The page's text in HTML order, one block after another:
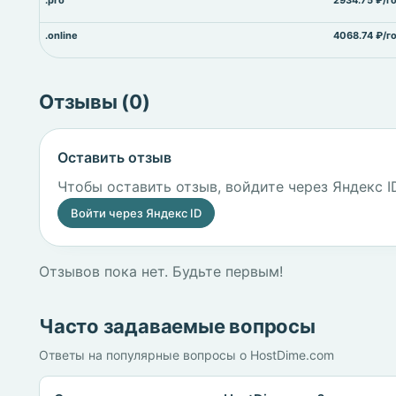
.online 4068.74 ₽/
Отзывы (0)
Оставить отзыв
Чтобы оставить отзыв, войдите через Яндекс
Войти через Яндекс ID
Отзывов пока нет. Будьте первым!
Часто задаваемые вопросы
Ответы на популярные вопросы о HostDime.com